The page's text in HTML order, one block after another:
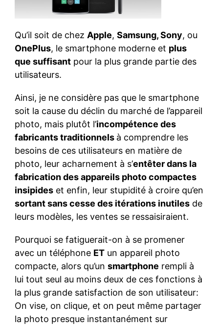
Qu’il soit de chez Apple, Samsung, Sony, ou
OnePlus, le smartphone moderne et plus
que suffisant pour la plus grande partie des
utilisateurs.
Ainsi, je ne considère pas que le smartphone
soit la cause du déclin du marché de l’appareil
photo, mais plutôt l’incompétence des
fabricants traditionnels à comprendre les
besoins de ces utilisateurs en matière de
photo, leur acharnement à s’entêter dans la
fabrication des appareils photo compactes
insipides et enfin, leur stupidité à croire qu’en
sortant sans cesse des itérations inutiles de
leurs modèles, les ventes se ressaisiraient.
Pourquoi se fatiguerait-on à se promener
avec un téléphone ET un appareil photo
compacte, alors qu’un smartphone rempli à
lui tout seul au moins deux de ces fonctions à
la plus grande satisfaction de son utilisateur:
On vise, on clique, et on peut même partager
la photo presque instantanément sur